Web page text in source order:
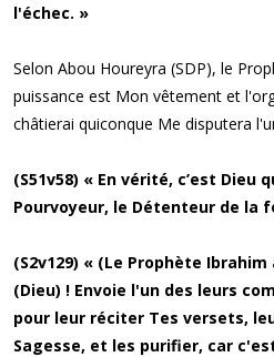
l'échec. »
Selon Abou Houreyra (SDP), le
puissance est Mon vêtement et
châtierai quiconque Me disputera
(S51v58) « En vérité, c’est Dieu
Pourvoyeur, le Détenteur de la
(S2v129) « (Le Prophète
(Dieu) ! Envoie l'un des leurs
pour leur réciter Tes versets,
Sagesse, et les purifier, car